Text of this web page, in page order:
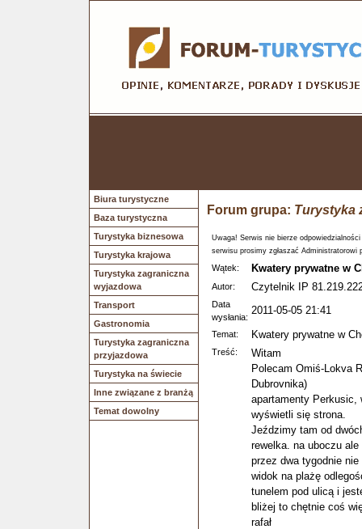
Biura turystyczne
Baza turystyczna
Turystyka biznesowa
Turystyka krajowa
Turystyka zagraniczna
wyjazdowa
Transport
Gastronomia
Turystyka zagraniczna
przyjazdowa
Turystyka na świecie
Inne związane z branżą
Temat dowolny
Forum grupa: Turystyka
Uwaga! Serwis nie bierze
serwisu prosimy zgłaszać Administratorowi
Wątek: Kwatery prywatne w
Autor: Czytelnik IP
Data
wysłania:
2011-05-05 21:41
Temat: Kwatery prywatne w
Treść:
Witam
Polecam Omiś-Lokva
Dubrovnika)
apartamenty
wyświetli się strona.
Jeździmy tam od
rewelka. na uboczu
przez dwa tygodnie
widok na plażę
tunelem pod ulicą i
bliżej to chętnie coś
rafał